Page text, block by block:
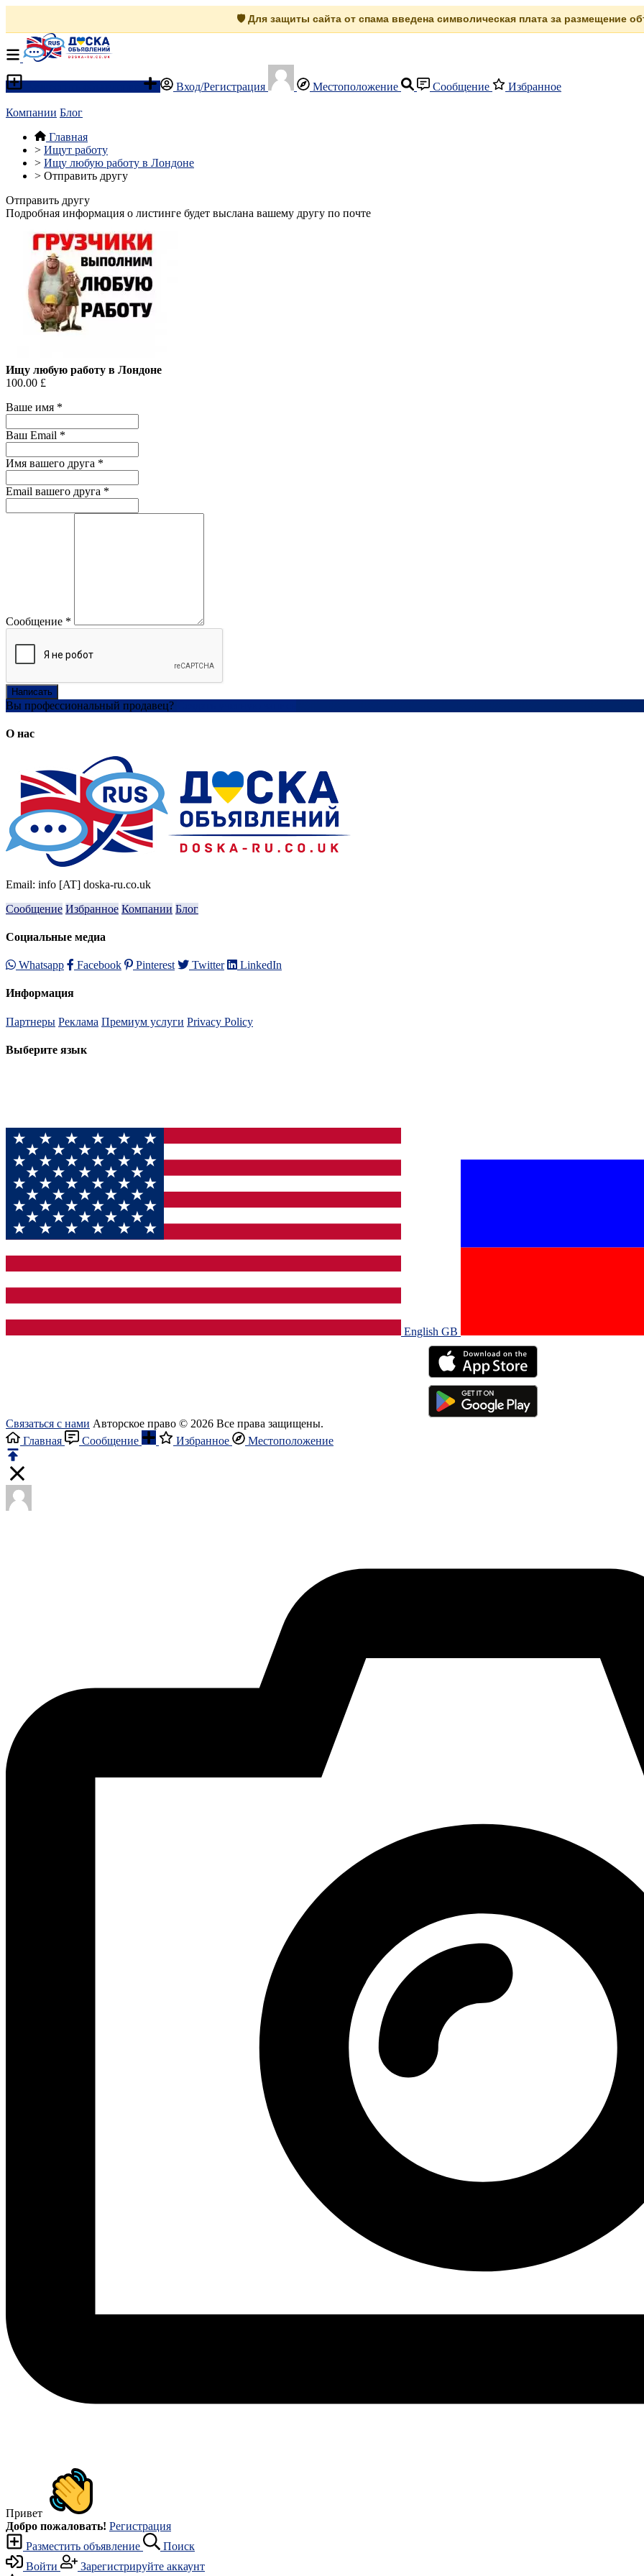
🛡️ Для защиты сайта от спама введена символическая плата за размещение
Вход/Регистрация Местоположение Сообщение Избранное
Компании Блог
Главная
> Ищут работу
> Ищу любую работу в Лондоне
> Отправить другу
Отправить другу
Подробная информация о листинге будет выслана вашему другу по почте
Ищу любую работу в Лондоне
100.00 £
Ваше имя *
Ваш Email *
Имя вашего друга *
Email вашего друга *
Сообщение *
Написать
Вы профессиональный продавец?
О нас
Email: info [AT] doska-ru.co.uk
Сообщение Избранное Компании Блог
Социальные медиа
Whatsapp Facebook Pinterest Twitter LinkedIn
Информация
Партнеры Реклама Премиум услуги Privacy Policy
Выберите язык
English GB‎
Связаться с нами Авторское право © 2026 Все права защищены.
Главная
Сообщение Избранное Местоположение
Привет
Добро пожаловать! Регистрация
Разместить объявление
Поиск
Войти
Зарегистрируйте аккаунт